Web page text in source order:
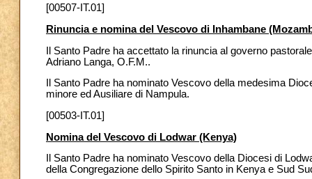
[00507-IT.01]
Rinuncia e nomina del Vescovo di Inhambane
Il Santo Padre ha accettato la rinuncia al governo
Adriano Langa, O.F.M..
Il Santo Padre ha nominato Vescovo della medesima
minore ed Ausiliare di Nampula.
[00503-IT.01]
Nomina del Vescovo di Lodwar (Kenya)
Il Santo Padre ha nominato Vescovo della Diocesi di
della Congregazione dello Spirito Santo in Kenya e Sud